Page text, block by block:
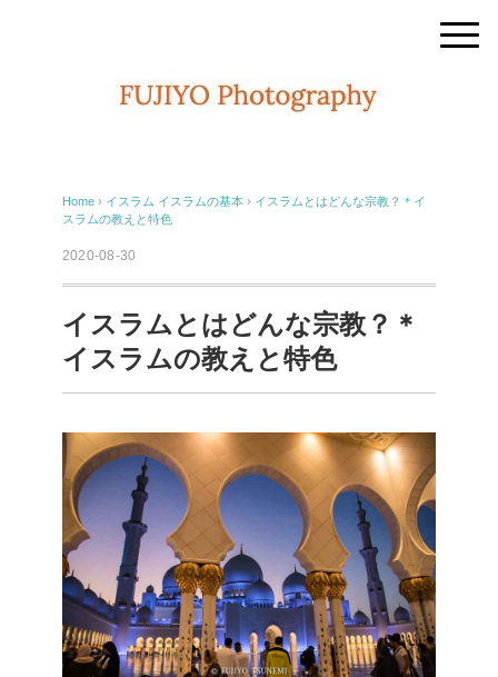
Home › イスラム イスラムの基本 › イスラムとはどんな宗教？＊イ
スラムの教えと特色
2020-08-30
イスラムとはどんな宗教？＊
イスラムの教えと特色